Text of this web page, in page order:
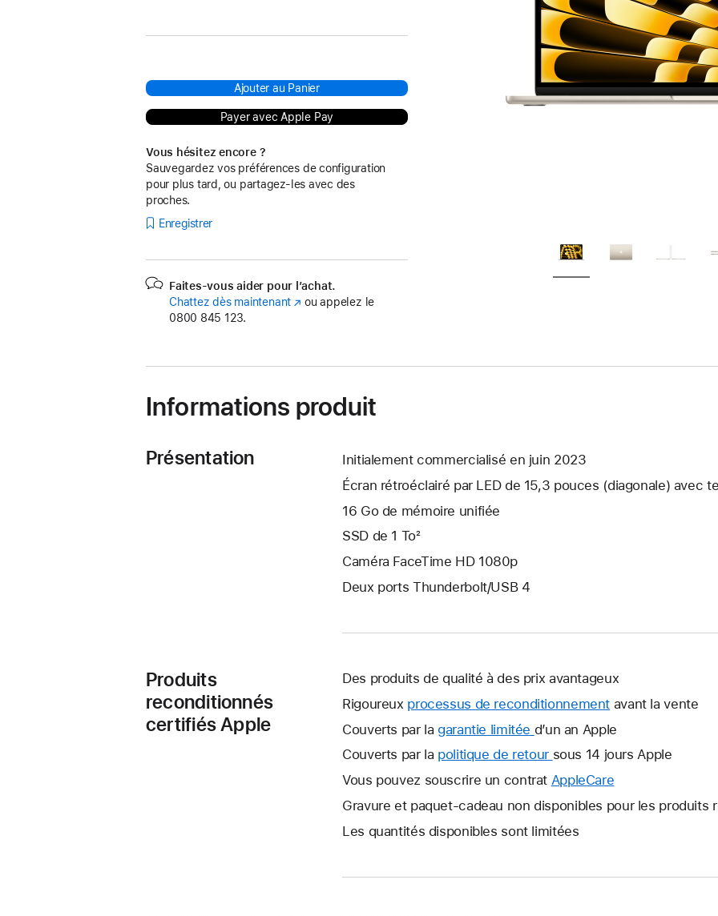
Ajouter au Panier
Payer avec Apple Pay
Vous hésitez encore ?
Sauvegardez vos préférences de configuration
pour plus tard, ou partagez-les avec des
proches.
Enregistrer
Faites-vous aider pour l’achat.
Chattez dès maintenant (s’ouvre
fenêtre)
ou appelez le
0800 845 123.
Informations produit
Présentation
Initialement commercialisé en juin 2023
Écran rétroéclairé par LED de 15,3 pouces (diagonale) avec
16 Go de mémoire unifiée
SSD de 1 To²
Caméra FaceTime HD 1080p
Deux ports Thunderbolt/USB 4
Produits
reconditionnés
certifiés Apple
Des produits de qualité à des prix avantageux
Rigoureux processus de reconditionnement avant la vente
Couverts par la garantie limitée Une
nouvelle
s’ouvre.
d’un an Apple
Couverts par la politique de retour Une
nouvelle
s’ouvre.
sous 14 jours Apple
Vous pouvez souscrire un contrat AppleCare
nouvelle
Gravure et paquet-cadeau non disponibles pour les produits
Les quantités disponibles sont limitées